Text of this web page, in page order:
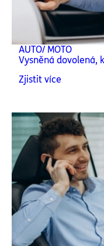
AUTO/ MOTO
Vysněná dovolená,
Zjistit více